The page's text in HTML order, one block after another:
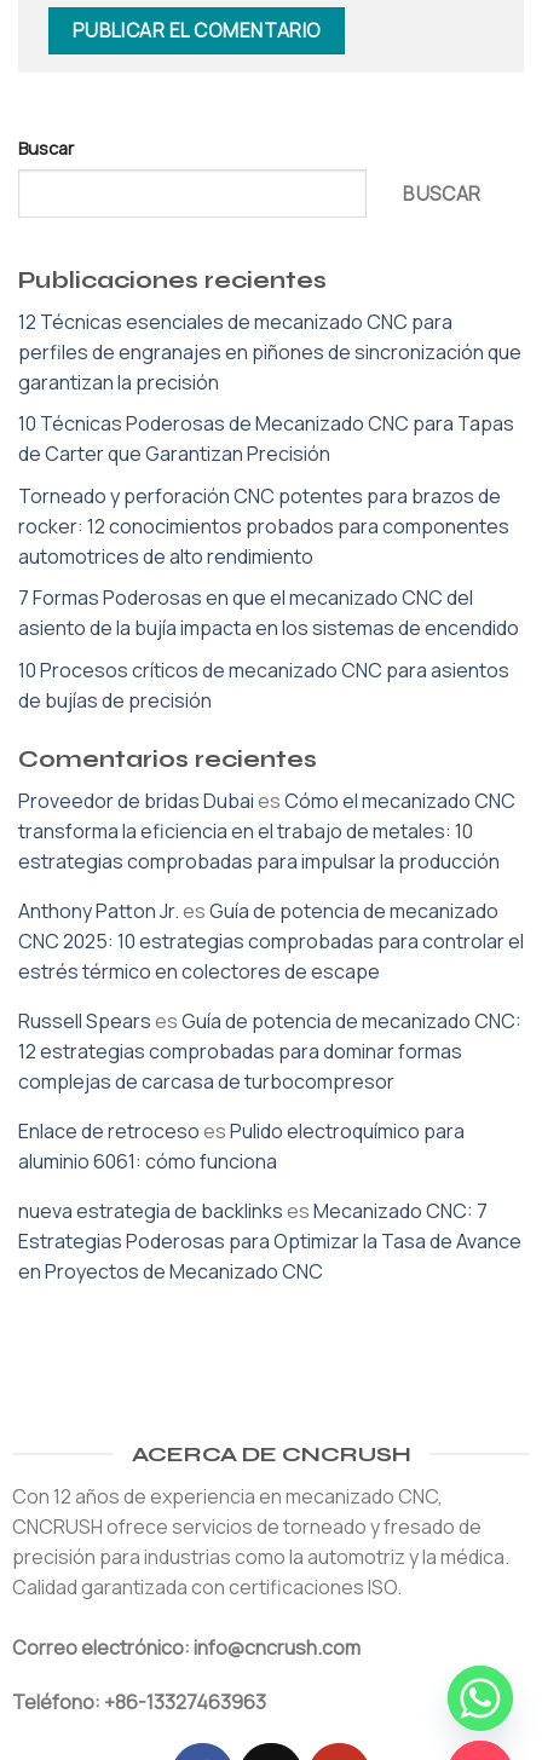
Buscar
BUSCAR
Publicaciones recientes
12 Técnicas esenciales de mecanizado CNC para
perfiles de engranajes en piñones de sincronización que
garantizan la precisión
10 Técnicas Poderosas de Mecanizado CNC para Tapas
de Carter que Garantizan Precisión
Torneado y perforación CNC potentes para brazos de
rocker: 12 conocimientos probados para componentes
automotrices de alto rendimiento
7 Formas Poderosas en que el mecanizado CNC del
asiento de la bujía impacta en los sistemas de encendido
10 Procesos críticos de mecanizado CNC para asientos
de bujías de precisión
Comentarios recientes
Proveedor de bridas DubaiesCómo el mecanizado CNC
transforma la eficiencia en el trabajo de metales: 10
estrategias comprobadas para impulsar la producción
Anthony Patton Jr.esGuía de potencia de mecanizado
CNC 2025: 10 estrategias comprobadas para controlar el
estrés térmico en colectores de escape
Russell SpearsesGuía de potencia de mecanizado CNC:
12 estrategias comprobadas para dominar formas
complejas de carcasa de turbocompresor
Enlace de retrocesoesPulido electroquímico para
aluminio 6061: cómo funciona
nueva estrategia de backlinksesMecanizado CNC: 7
Estrategias Poderosas para Optimizar la Tasa de Avance
en Proyectos de Mecanizado CNC
ACERCA DE CNCRUSH
Con 12 años de experiencia en mecanizado CNC,
CNCRUSH ofrece servicios de torneado y fresado de
precisión para industrias como la automotriz y la médica.
Calidad garantizada con certificaciones ISO.
Correo electrónico: info@cncrush.com
Teléfono: +86-13327463963
HABLADOR